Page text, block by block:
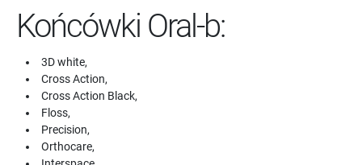
Końcówki Oral-b:
3D white,
Cross Action,
Cross Action Black,
Floss,
Precision,
Orthocare,